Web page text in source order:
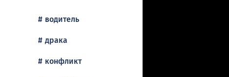
водитель
драка
конфликт